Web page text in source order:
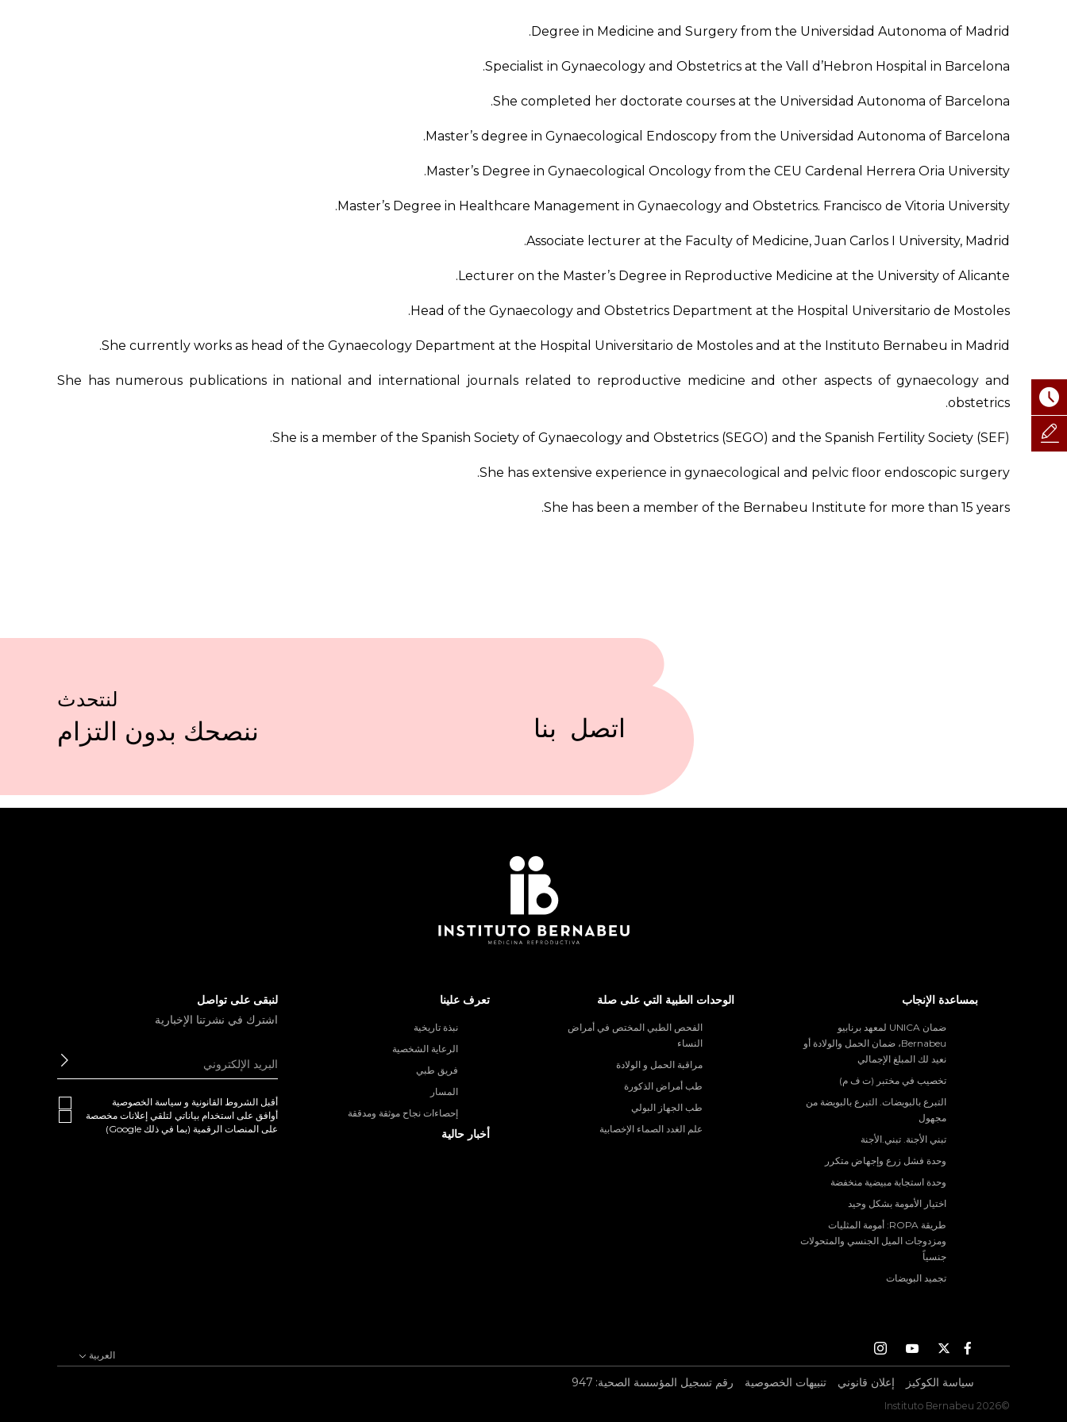
Degree in Medicine and Surgery from the Universidad Autonoma of Madrid.
Specialist in Gynaecology and Obstetrics at the Vall d’Hebron Hospital in Barcelona.
She completed her doctorate courses at the Universidad Autonoma of Barcelona.
Master’s degree in Gynaecological Endoscopy from the Universidad Autonoma of Barcelona.
Master’s Degree in Gynaecological Oncology from the CEU Cardenal Herrera Oria University.
Master’s Degree in Healthcare Management in Gynaecology and Obstetrics. Francisco de Vitoria University.
Associate lecturer at the Faculty of Medicine, Juan Carlos I University, Madrid.
Lecturer on the Master’s Degree in Reproductive Medicine at the University of Alicante.
Head of the Gynaecology and Obstetrics Department at the Hospital Universitario de Mostoles.
She currently works as head of the Gynaecology Department at the Hospital Universitario de Mostoles and at the Instituto Bernabeu in Madrid.
She has numerous publications in national and international journals related to reproductive medicine and other aspects of gynaecology and
obstetrics.
She is a member of the Spanish Society of Gynaecology and Obstetrics (SEGO) and the Spanish Fertility Society (SEF).
She has extensive experience in gynaecological and pelvic floor endoscopic surgery.
She has been a member of the Bernabeu Institute for more than 15 years.
لنتحدث
ننصحك بدون التزام اتصل بنا
بمساعدة الإنجاب
ضمان UNICA لمعهد برنابيو
Bernabeu، ضمان الحمل والولادة أو
نعيد لك المبلغ الإجمالي
تخصيب في مختبر (ت ف م)
التبرع بالبويضات. التبرع بالبويضة من
مجهول
تبني الأجنة. تبني.الأجنة
وحدة فشل زرع وإجهاض متكرر
وحدة استجابة مبيضية منخفضة
اختيار الأمومة بشكل وحيد
طريقة ROPA: أمومة المثليات
ومزدوجات الميل الجنسي والمتحولات
جنسياً
تجميد البويضات
الوحدات الطبية التي على صلة
الفحص الطبي المختص في أمراض
النساء
مراقبة الحمل و الولادة
طب أمراض الذكورة
طب الجهاز البولي
علم الغدد الصماء الإخصابية
تعرف علينا
نبذة تاريخية
الرعاية الشخصية
فريق طبي
المسار
إحصاءات نجاح موثقة ومدققة
أخبار حالية
لنبقى على تواصل
اشترك في نشرتنا الإخبارية
أقبلالشروط القانونية و سياسة الخصوصية
أوافق على استخدام بياناتي لتلقي إعلانات مخصصة
على المنصات الرقمية (بما في ذلك Google)
Facebook
Twitter
Youtube
Instagram العربية
سياسة الكوكيز إعلان قانوني تنبيهات الخصوصية رقم تسجيل المؤسسة الصحية: 947
©2026 Instituto Bernabeu